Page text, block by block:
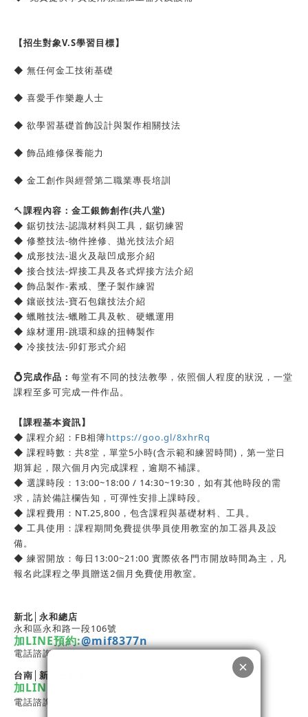
【招生對象V.S學習目標】
◆ 無任何金工技術基礎
◆ 喜愛手作樂趣人士
◆ 欲學習基礎首飾設計與製作相關技法
◆ 飾品維修保養能力
◆ 金工創作與經營第二職業專長培訓
🔨課程內容：金工銀飾創作(共八堂)
◆ 鋸切技法-認識材料與工具，鋸切練習
◆ 修整技法-物件挫修、拋光技法介紹
◆ 成形技法-退火及敲凹成形介紹
◆ 接合技法-焊接工具及各式焊接方法介紹
◆ 飾品製作-素戒、墜子製作練習
◆ 鑲嵌技法-寶石包鑲技法介紹
◆ 蠟雕技法-蠟雕工具及軟、硬蠟運用
◆ 線材運用-跳環和線的扭轉製作
◆ 冷接技法-卯釘形式介紹
💍完成作品： 每堂有不同的技法教學，依照個人程度的狀況，一堂
課程至多可完成一件作品。
【課程基本資訊】
◆ 課程介紹：FB相簿https://goo.gl/8xhrRq
◆ 課程時數：共8堂，單堂5小時(含示範和練習時間)，第一堂日
期算起，限六個月內完成課程，逾期不補課。
◆ 選課時段：13:00~18:00 / 14:30~19:30，如有其他時段的需
求，請於備註欄告知，可彈性安排上課時段。
◆ 課程費用：NT.25,800，包含課程與基礎材料、工具。
◆ 工具使用：課程期間免費提供學員使用教室的加工器具及設
備。
◆ 練習開放：每日13:00~21:00 實際依各門市開放時間為主，凡
報名此課程之學員贈送2個月免費使用教室。
新北│永和總店
永和區永和路一段106號
加LINE預約:@mif8377n
電話諮詢：02-29213994
台南│新光三越地小西門
加LINE預約:
電話諮詢：06-2160064